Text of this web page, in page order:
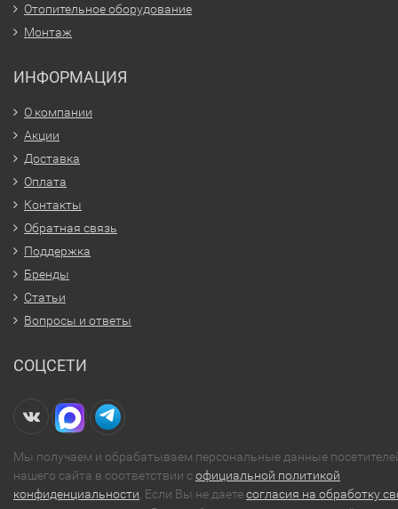
Отопительное оборудование
Монтаж
ИНФОРМАЦИЯ
О компании
Акции
Доставка
Оплата
Контакты
Обратная связь
Поддержка
Бренды
Статьи
Вопросы и ответы
СОЦСЕТИ
Мы получаем и обрабатываем персональные данные
нашего сайта в соответствии софициальной политикой
конфиденциальности . Если Вы не даетесогласия на обработку